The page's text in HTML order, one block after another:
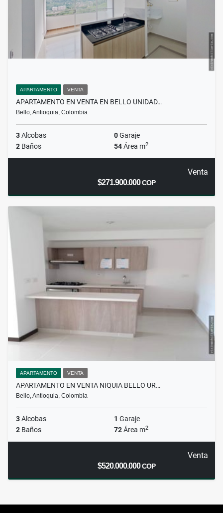
APARTAMENTO VENTA
APARTAMENTO EN VENTA EN BELLO UNIDAD…
Bello, Antioquia, Colombia
3Alcobas 0Garaje
2 Baños 54Área m2
Venta
$271.900.000COP
APARTAMENTO VENTA
APARTAMENTO EN VENTA NIQUIA BELLO UR…
Bello, Antioquia, Colombia
3Alcobas 1 Garaje
2 Baños 72Área m2
Venta
$520.000.000COP